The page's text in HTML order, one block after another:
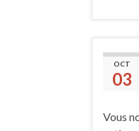
OCT
03
Vous